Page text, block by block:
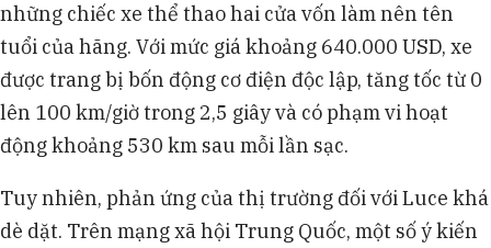
những chiếc xe thể thao hai cửa vốn làm nên tên
tuổi của hãng. Với mức giá khoảng 640.000 USD, xe
được trang bị bốn động cơ điện độc lập, tăng tốc từ 0
lên 100 km/giờ trong 2,5 giây và có phạm vi hoạt
động khoảng 530 km sau mỗi lần sạc.
Tuy nhiên, phản ứng của thị trường đối với Luce khá
dè dặt. Trên mạng xã hội Trung Quốc, một số ý kiến